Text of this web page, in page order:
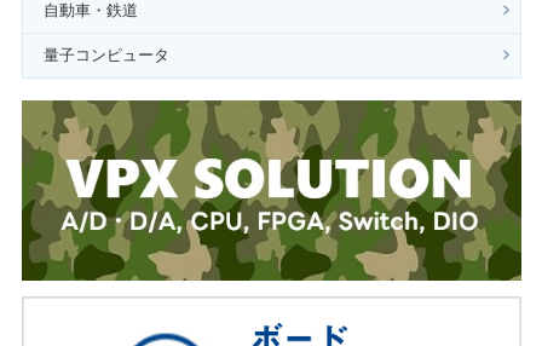
自動車・鉄道
量子コンピュータ